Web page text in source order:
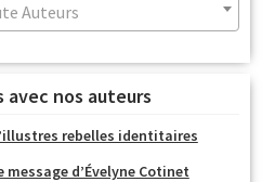
Auteurs
nos auteurs
rebelles identitaires
message d’Évelyne Cotinet